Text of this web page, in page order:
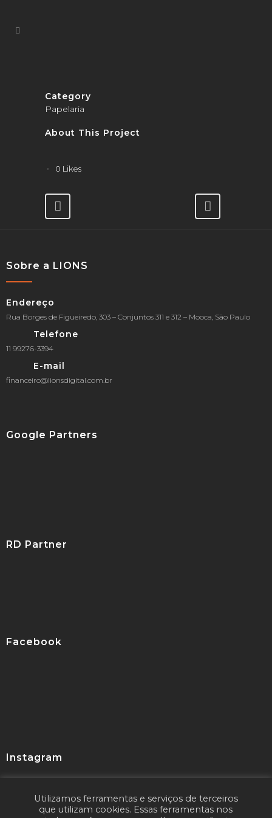
Category
Papelaria
About This Project
0 Likes
Sobre a LIONS
Endereço
Rua Borges de Figueiredo, 303 – Conjuntos 311 e 312 – Mooca, São Paulo
Telefone
11 99276-3394
E-mail
financeiro@lionsdigital.com.br
Google Partners
RD Partner
Facebook
Instagram
Seguir
Utilizamos ferramentas e serviços de terceiros
que utilizam cookies. Essas ferramentas nos